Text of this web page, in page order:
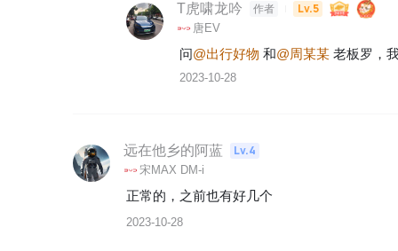
T虎啸龙吟 作者 Lv.5
唐EV
问@出行好物 和@周某某 老板罗，
2023-10-28
远在他乡的阿蓝 Lv.4
宋MAX DM-i
正常的，之前也有好几个
2023-10-28